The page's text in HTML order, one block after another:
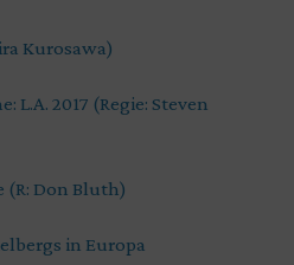
Kurosawa)
L.A. 2017 (Regie: Steven
(R: Don Bluth)
in Europa